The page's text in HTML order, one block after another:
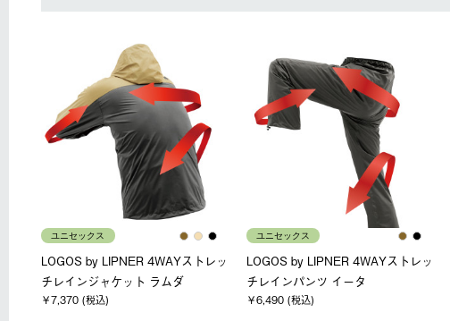
ユニセックス
LOGOS by LIPNER 4WAYストレッ
チレインジャケット ラムダ
￥7,370 (税込)
ユニセックス
LOGOS by LIPNER 4WAYストレッ
チレインパンツ イータ
￥6,490 (税込)